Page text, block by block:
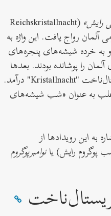
رایش» (Reichskristallnacht
آلمان رواج یافت. این واژه به
خرده شیشه‌های پنجره‌های
را پوشانده بودند. بعدها
این اصطلاح به شکل کوتاه‌تر کریستال‌ناخت "Kristallnacht" درآمد.
به عنوان «شب شیشه‌های
به این رویداد‌ها از
پوگروم رایش) یانوامبرپوگروم